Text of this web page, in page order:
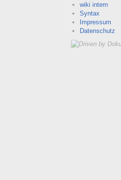
wiki intern
Syntax
Impressum
Datenschutz